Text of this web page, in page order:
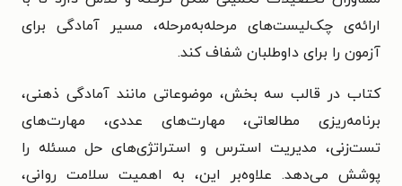
ارائه‌ی چک‌لیست‌های مرحله‌به‌مرحله، مسیر آمادگی برای
آزمون را برای داوطلبان شفاف کند.
کتاب در قالب سه بخش، موضوعاتی مانند آمادگی ذهنی،
برنامه‌ریزی مطالعاتی، مهارت‌های عددی، مهارت‌های
تست‌زنی، مدیریت استرس و استراتژی‌های حل مسئله را
پوشش می‌دهد. علاوه‌بر این، به اهمیت سلامت روانی،